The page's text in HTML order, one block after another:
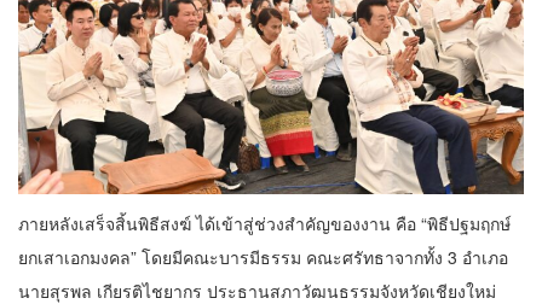
ภายหลังเสร็จสิ้นพิธีสงฆ์ ได้เข้าสู่ช่วงสำคัญของงาน คือ “พิธีปฐมฤกษ์
ยกเสาเอกมงคล” โดยมีคณะบารมีธรรม คณะศรัทธาจากทั้ง 3 อำเภอ
นายสุรพล เกียรติไชยากร ประธานสภาวัฒนธรรมจังหวัดเชียงใหม่